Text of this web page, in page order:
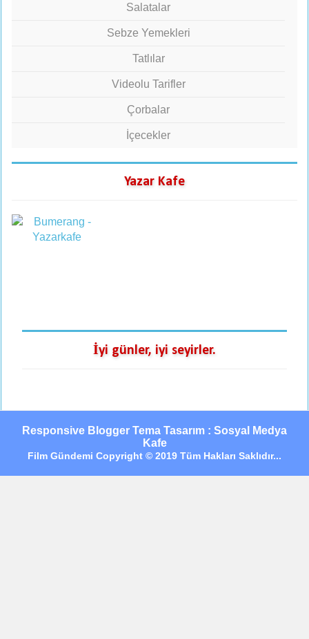
Salatalar
Sebze Yemekleri
Tatlılar
Videolu Tarifler
Çorbalar
İçecekler
Yazar Kafe
İyi günler, iyi seyirler.
Responsive Blogger Tema Tasarım : Sosyal Medya
Kafe
Film Gündemi Copyright © 2019 Tüm Hakları Saklıdır...